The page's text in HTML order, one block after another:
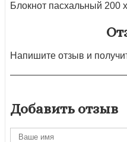
Блокнот пасхальный 200
Напишите отзыв и
Добавить отзыв